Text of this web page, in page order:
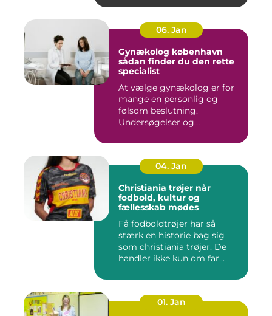
06. Jan
Gynækolog københavn
sådan finder du den rette
specialist
At vælge gynækolog er for
mange en personlig og
følsom beslutning.
Undersøgelser og
04. Jan
Christiania trøjer når
fodbold, kultur og
fællesskab mødes
Få fodboldtrøjer har så
stærk en historie bag sig
som christiania trøjer. De
handler ikke kun om far...
01. Jan